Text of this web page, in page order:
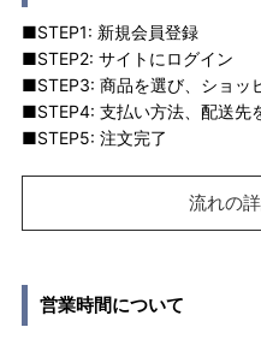
■STEP1: 新規会員登録
■STEP2: サイトにログイン
■STEP3: 商品を選び、ショッ
■STEP4: 支払い方法、配送先
■STEP5: 注文完了
流れの
営業時間について